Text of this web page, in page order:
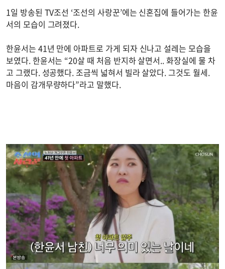
1일 방송된 TV조선 ‘조선의 사랑꾼’에는 신혼집에 들어가는 한윤
서의 모습이 그려졌다.
한윤서는 41년 만에 아파트로 가게 되자 신나고 설레는 모습을
보였다. 한윤서는 “20살 때 처음 반지하 살면서.. 화장실에 물 차
고 그랬다. 성공했다. 조금씩 넓혀서 빌라 살았다. 그것도 월세.
마음이 감개무량하다”라고 말했다.